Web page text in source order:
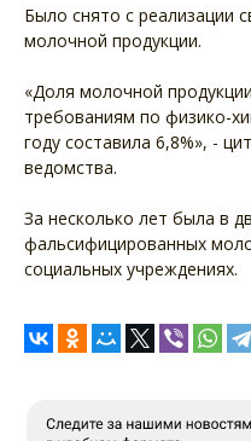
Было снято с реализации
молочной продукции.
«Доля молочной
требованиям по физико-
году составила 6,8%», -
ведомства.
За несколько лет была в
фальсифицированных
социальных учреждениях.